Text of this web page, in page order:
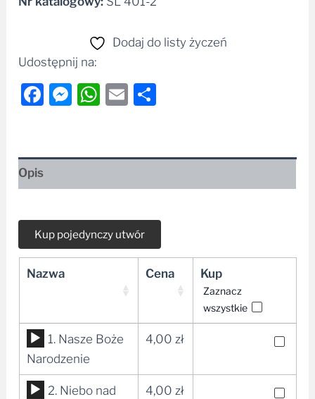
Dodaj do listy życzeń
Udostępnij na:
Facebook
Messenger
WhatsApp
Email
Opis
Nazwa Cena Kup
Zaznacz
wszystkie
Odtwarzacz
plików
dźwiękowych
1. Nasze Boże
Narodzenie
4,00 zł
Odtwarzacz
2. Niebo nad
4,00 zł